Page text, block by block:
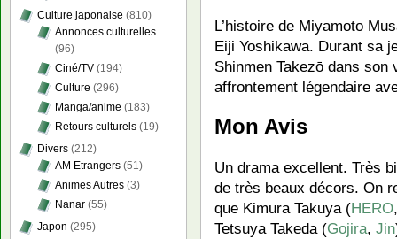
L’histoire de Miyamoto
Eiji Yoshikawa. Durant sa
Shinmen Takezō dans son
affrontement légendaire
Mon Avis
Un drama excellent. Très
de très beaux décors. On
que Kimura Takuya (HERO
Tetsuya Takeda (Gojira, Jin
Culture japonaise (810)
Annonces culturelles
(96)
Ciné/TV (194)
Culture (296)
Manga/anime (183)
Retours culturels (19)
Divers (212)
AM Etrangers (51)
Animes Autres (3)
Nanar (55)
Japon (295)